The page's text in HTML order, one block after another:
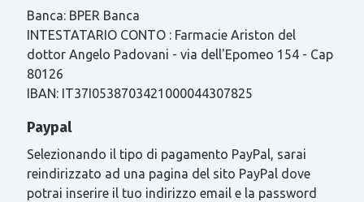
Banca: BPER Banca
INTESTATARIO CONTO : Farmacie Ariston del
dottor Angelo Padovani - via dell'Epomeo 154 - Cap
80126
IBAN: IT37I0538703421000044307825
Paypal
Selezionando il tipo di pagamento PayPal, sarai
reindirizzato ad una pagina del sito PayPal dove
potrai inserire il tuo indirizzo email e la password